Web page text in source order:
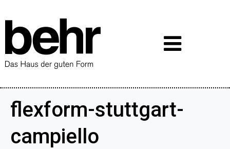
flexform-stuttgart-
campiello